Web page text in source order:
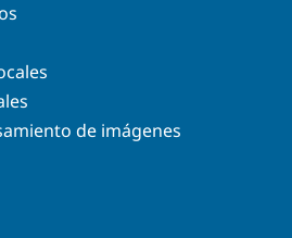
de imágenes